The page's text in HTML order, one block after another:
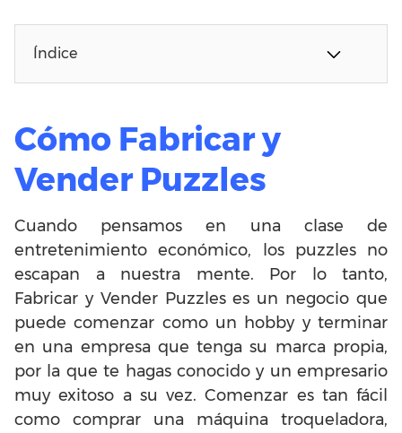
Índice
Cómo Fabricar y
Vender Puzzles
Cuando pensamos en una clase de
entretenimiento económico, los puzzles no
escapan a nuestra mente. Por lo tanto,
Fabricar y Vender Puzzles es un negocio que
puede comenzar como un hobby y terminar
en una empresa que tenga su marca propia,
por la que te hagas conocido y un empresario
muy exitoso a su vez. Comenzar es tan fácil
como comprar una máquina troqueladora,